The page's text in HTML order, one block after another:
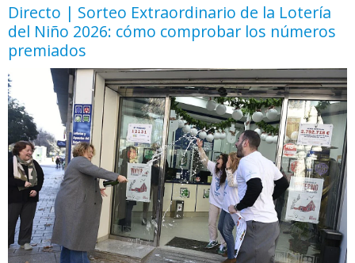
Directo | Sorteo Extraordinario de la Lotería
del Niño 2026: cómo comprobar los números
premiados